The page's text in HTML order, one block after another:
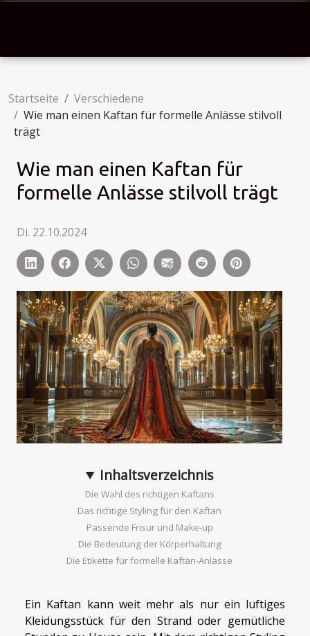
Startseite
Verschiedene
Wie man einen Kaftan für formelle Anlässe stilvoll
trägt
Wie man einen Kaftan für
formelle Anlässe stilvoll trägt
Di. 22.10.2024
Inhaltsverzeichnis
Die Wahl des richtigen Kaftans
Das richtige Styling für den Kaftan
Passende Frisur und Make-up
Die Bedeutung der Körperhaltung
Die Etikette für formelle Kaftan-Anlässe
Ein Kaftan kann weit mehr als nur ein luftiges
Kleidungsstück für den Strand oder gemütliche